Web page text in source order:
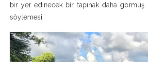
bir yer edinecek bir tapınak daha görmüş
söylemesi.